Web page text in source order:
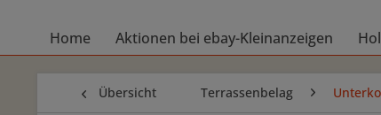
Home Aktionen bei ebay-Kleinanzeigen
Übersicht Terrassenbelag